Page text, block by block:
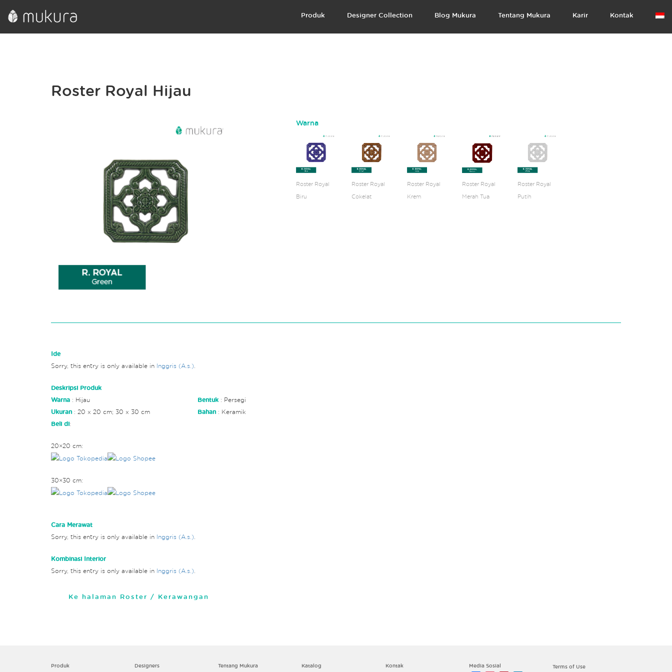
Produk Designer Collection Blog Mukura Tentang Mukura Karir Kontak
Roster Royal Hijau
Warna
Roster Royal
Biru
Roster Royal
Cokelat
Roster Royal
Krem
Roster Royal
Merah Tua
Roster Royal
Putih
Ide
Sorry, this entry is only available in
Inggris (A.s.)
Deskripsi Produk
Warna : Hijau
Ukuran: 20 x 20 cm; 30 x 30 cm
Bentuk: Persegi
Bahan: Keramik
Beli di:
20×20 cm:
30×30 cm:
Cara Merawat
Sorry, this entry is only available in
Inggris (A.s.)
Kombinasi Interior
Sorry, this entry is only available in
Inggris (A.s.)
Ke halaman Roster / Kerawangan
Produk Designers Tentang Mukura Katalog Kontak Media Sosial Terms of Use